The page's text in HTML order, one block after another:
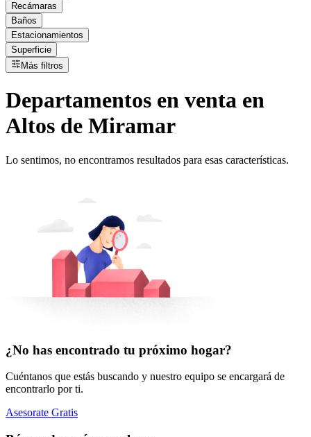
Recámaras
Baños
Estacionamientos
Superficie
Más filtros
Departamentos en venta en
Altos de Miramar
Lo sentimos, no encontramos resultados para esas características.
¿No has encontrado tu próximo hogar?
Cuéntanos que estás buscando y nuestro equipo se encargará de
encontrarlo por ti.
Asesorate Gratis